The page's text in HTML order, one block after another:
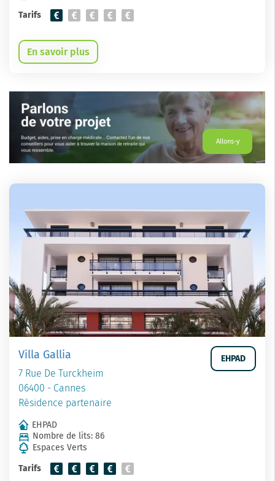
Tarifs
En savoir plus
Allons-y
Villa Gallia
7 Rue De Turckheim
06400 - Cannes
Résidence partenaire
EHPAD
EHPAD
Nombre de lits: 86
Espaces Verts
Tarifs